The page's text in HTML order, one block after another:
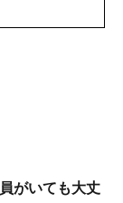
がいても大丈